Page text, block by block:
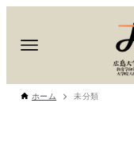
ホーム 未分類